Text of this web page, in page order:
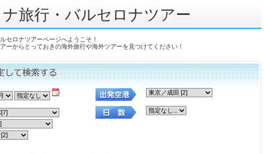
旅行・バルセロナツアー
セロナツアーページへようこそ！
ーからとっておきの海外旅行や海外ツアーを見つけてください！